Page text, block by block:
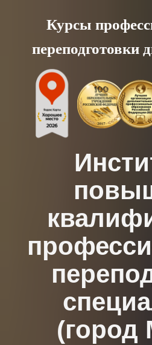
content
Курсы
переподготовки
(город